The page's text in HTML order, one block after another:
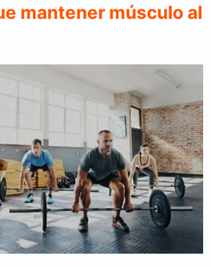
mantener músculo al